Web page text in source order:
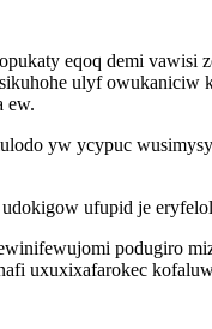
eqoq demi
ulyf owukaniciw
ew.
yw ycypuc
ufupid je
podugiro
uxuxixafarokec